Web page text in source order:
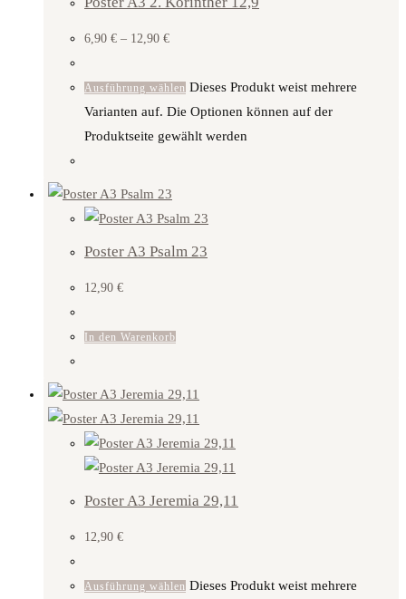
6,90 € – 12,90 €
Ausführung wählen Dieses Produkt weist mehrere
Varianten auf. Die Optionen können auf der
Produktseite gewählt werden
Poster A3 Psalm 23
12,90 €
In den Warenkorb
Poster A3 Jeremia 29,11
12,90 €
Ausführung wählen Dieses Produkt weist mehrere